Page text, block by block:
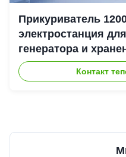
Прикуриватель
электростанция
генератора и
Контакт